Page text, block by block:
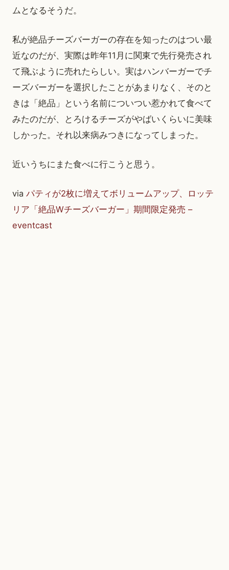
ムとなるそうだ。
私が絶品チーズバーガーの存在を知ったのはつい最
近なのだが、実際は昨年11月に関東で先行発売され
て飛ぶように売れたらしい。実はハンバーガーでチ
ーズバーガーを選択したことがあまりなく、そのと
きは「絶品」という名前についつい惹かれて食べて
みたのだが、とろけるチーズがやばいくらいに美味
しかった。それ以来病みつきになってしまった。
近いうちにまた食べに行こうと思う。
via パティが2枚に増えてボリュームアップ、ロッテ
リア「絶品Wチーズバーガー」期間限定発売 –
eventcast